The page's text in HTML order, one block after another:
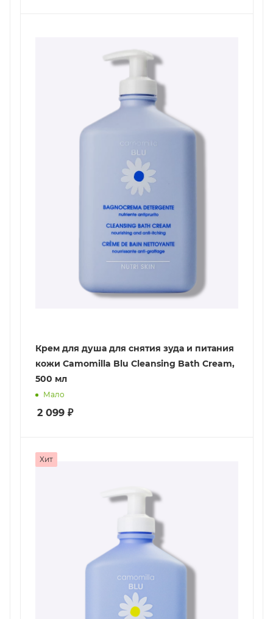
Крем для душа для снятия зуда и питания
кожи Camomilla Blu Cleansing Bath Cream,
500 мл
Мало
2 099 ₽
Хит